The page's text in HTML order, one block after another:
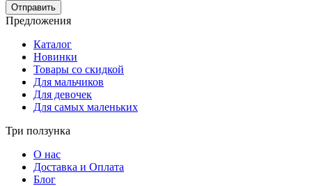
Отправить
Предложения
Каталог
Новинки
Товары со скидкой
Для мальчиков
Для девочек
Для самых маленьких
Три ползунка
О нас
Доставка и Оплата
Блог